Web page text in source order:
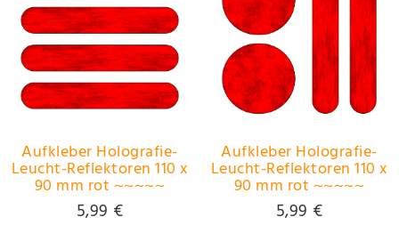
Aufkleber Holografie-
Leucht-Reflektoren 110 x
90 mm rot ~~~~~
schneller Versand
5,99 €
Aufkleber Holografie-
Leucht-Reflektoren 110 x
90 mm rot ~~~~~
schneller Versand
5,99 €